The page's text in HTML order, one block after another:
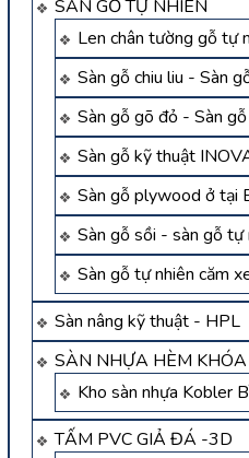
SÀN GỖ TỰ NHIÊN
Len chân tường gỗ tự
Sàn gỗ chiu liu - Sàn
Sàn gỗ gõ đỏ - Sàn
Sàn gỗ kỹ thuật
Sàn gỗ plywood ở tại
Sàn gỗ sồi - sàn gỗ tự
Sàn gỗ tự nhiên căm
Sàn nâng kỹ thuật - HPL
SÀN NHỰA HÈM
Kho sàn nhựa Kobler
TẤM PVC GIẢ ĐÁ -3D